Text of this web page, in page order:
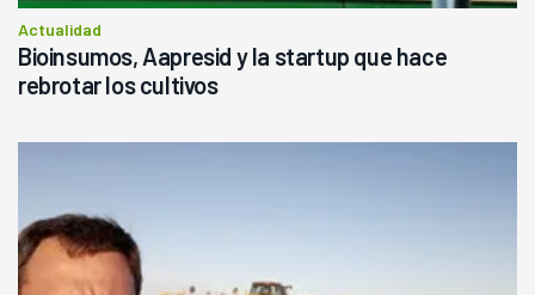
Actualidad
Bioinsumos, Aapresid y la startup que hace
rebrotar los cultivos